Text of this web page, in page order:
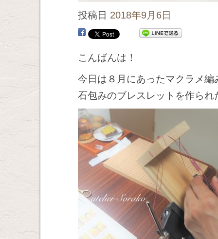
投稿日 2018年9月6日
こんばんは！
今日は８月にあったマクラメ編
石包みのブレスレットを作ら